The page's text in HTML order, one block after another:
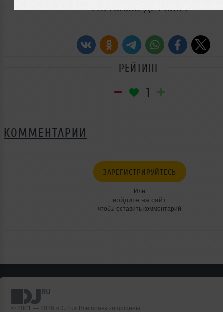
РАССКАЖИ ДРУЗЬЯМ
РЕЙТИНГ
1
КОММЕНТАРИИ
ЗАРЕГИСТРИРУЙТЕСЬ
Или
войдите на сайт
чтобы оставить комментарий
© 2001 — 2026 «DJ.ru» Все права защищены.